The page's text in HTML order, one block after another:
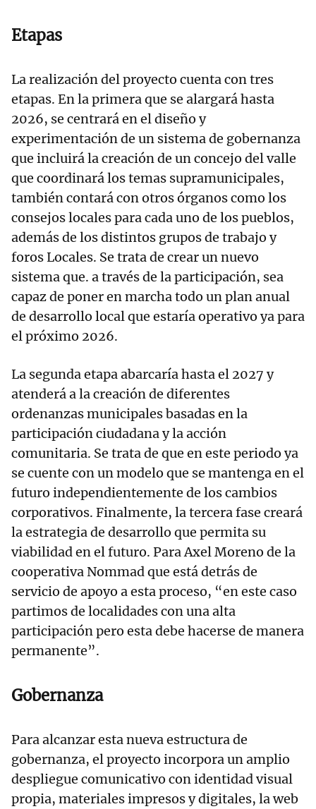
Etapas
La realización del proyecto cuenta con tres
etapas. En la primera que se alargará hasta
2026, se centrará en el diseño y
experimentación de un sistema de gobernanza
que incluirá la creación de un concejo del valle
que coordinará los temas supramunicipales,
también contará con otros órganos como los
consejos locales para cada uno de los pueblos,
además de los distintos grupos de trabajo y
foros Locales. Se trata de crear un nuevo
sistema que. a través de la participación, sea
capaz de poner en marcha todo un plan anual
de desarrollo local que estaría operativo ya para
el próximo 2026.
La segunda etapa abarcaría hasta el 2027 y
atenderá a la creación de diferentes
ordenanzas municipales basadas en la
participación ciudadana y la acción
comunitaria. Se trata de que en este periodo ya
se cuente con un modelo que se mantenga en el
futuro independientemente de los cambios
corporativos. Finalmente, la tercera fase creará
la estrategia de desarrollo que permita su
viabilidad en el futuro. Para Axel Moreno de la
cooperativa Nommad que está detrás de
servicio de apoyo a esta proceso, “en este caso
partimos de localidades con una alta
participación pero esta debe hacerse de manera
permanente”.
Gobernanza
Para alcanzar esta nueva estructura de
gobernanza, el proyecto incorpora un amplio
despliegue comunicativo con identidad visual
propia, materiales impresos y digitales, la web